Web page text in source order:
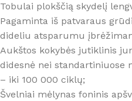
Tobulai plokščią skydelį
Pagaminta iš patvaraus
dideliu atsparumu
Aukštos kokybės jutiklinis
didesnė nei standartiniuose
– iki 100 000 ciklų;
Švelniai mėlynas foninis